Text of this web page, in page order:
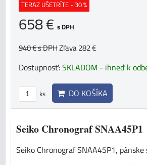
TERAZ UŠETRÍTE - 30 %
658 € s DPH
940 €s DPHZľava 282 €
Dostupnosť:SKLADOM - ihneď k
ks DO KOŠÍKA
Seiko Chronograf SNAA45P1
Seiko Chronograf SNAA45P1,